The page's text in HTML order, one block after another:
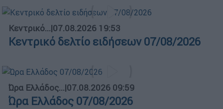
Κεντρικό...|07.08.2026 19:53
Κεντρικό δελτίο ειδήσεων 07/08/2026
Ώρα Ελλάδος...|07.08.2026 09:59
Ώρα Ελλάδος 07/08/2026